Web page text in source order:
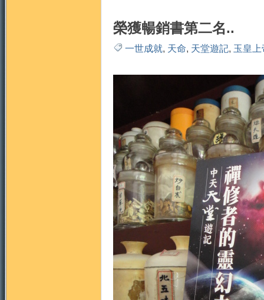
榮獲暢銷書第二名..
一世成就, 天命, 天堂遊記, 玉皇上